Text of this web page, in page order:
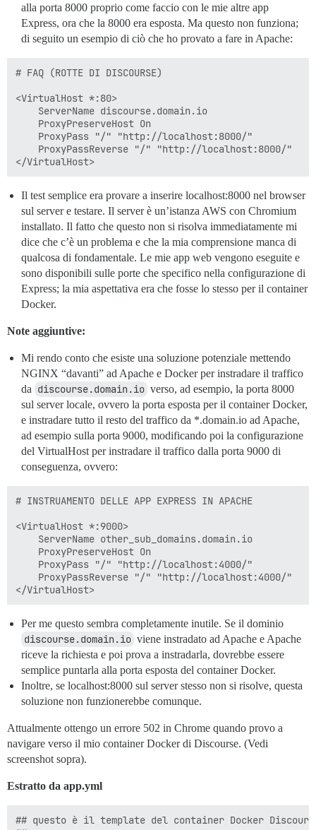
alla porta 8000 proprio come faccio con le mie altre app
Express, ora che la 8000 era esposta. Ma questo non funziona;
di seguito un esempio di ciò che ho provato a fare in Apache:
# FAQ (ROTTE DI DISCOURSE)
<VirtualHost *:80>
    ServerName discourse.domain.io
    ProxyPreserveHost On
    ProxyPass "/" "http://localhost:8000/"
    ProxyPassReverse "/" "http://localhost:8000/"
Il test semplice era provare a inserire localhost:8000 nel browser
sul server e testare. Il server è un’istanza AWS con Chromium
installato. Il fatto che questo non si risolva immediatamente mi
dice che c’è un problema e che la mia comprensione manca di
qualcosa di fondamentale. Le mie app web vengono eseguite e
sono disponibili sulle porte che specifico nella configurazione di
Express; la mia aspettativa era che fosse lo stesso per il container
Docker.
Note aggiuntive:
Mi rendo conto che esiste una soluzione potenziale mettendo
NGINX “davanti” ad Apache e Docker per instradare il traffico
da discourse.domain.io verso, ad esempio, la porta 8000
sul server locale, ovvero la porta esposta per il container Docker,
e instradare tutto il resto del traffico da *.domain.io ad Apache,
ad esempio sulla porta 9000, modificando poi la configurazione
del VirtualHost per instradare il traffico dalla porta 9000 di
conseguenza, ovvero:
# INSTRUAMENTO DELLE APP EXPRESS IN APACHE
<VirtualHost *:9000>
    ServerName other_sub_domains.domain.io
    ProxyPreserveHost On
    ProxyPass "/" "http://localhost:4000/"
    ProxyPassReverse "/" "http://localhost:4000/"
Per me questo sembra completamente inutile. Se il dominio
discourse.domain.io viene instradato ad Apache e Apache
riceve la richiesta e poi prova a instradarla, dovrebbe essere
semplice puntarla alla porta esposta del container Docker.
Inoltre, se localhost:8000 sul server stesso non si risolve, questa
soluzione non funzionerebbe comunque.
Attualmente ottengo un errore 502 in Chrome quando provo a
navigare verso il mio container Docker di Discourse. (Vedi
screenshot sopra).
Estratto da app.yml
## questo è il template del container Docker